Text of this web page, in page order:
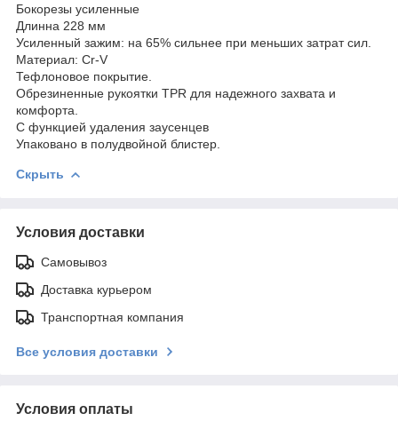
Бокорезы усиленные
Длинна 228 мм
Усиленный зажим: на 65% сильнее при меньших затрат сил.
Материал: Cr-V
Тефлоновое покрытие.
Обрезиненные рукоятки TPR для надежного захвата и
комфорта.
С функцией удаления заусенцев
Упаковано в полудвойной блистер.
Скрыть
Условия доставки
Самовывоз
Доставка курьером
Транспортная компания
Все условия доставки
Условия оплаты